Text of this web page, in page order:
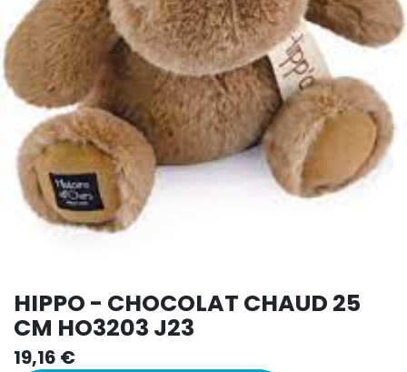
HIPPO - CHOCOLAT CHAUD 25
CM HO3203 J23
19,16 €